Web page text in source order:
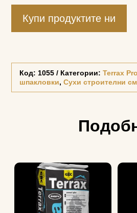
Купи продуктите ни
Код: 1055 Категории:Terrax
шпакловки,Сухи строителни